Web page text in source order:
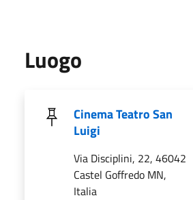
Luogo
Cinema Teatro San
Luigi
Via Disciplini, 22, 46042
Castel Goffredo MN,
Italia